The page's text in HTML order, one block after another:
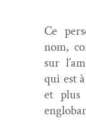
Ce
nom,
sur
qui est
et plus